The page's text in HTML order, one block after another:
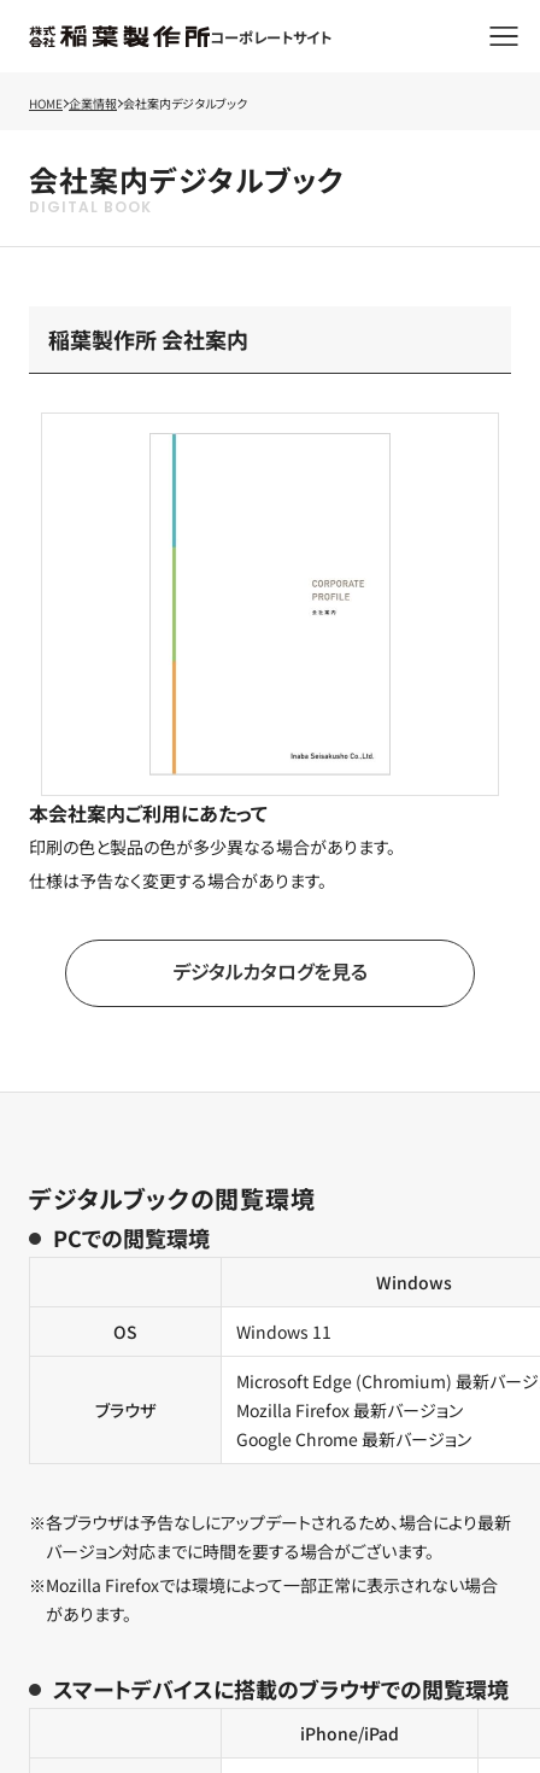
コーポレートサイト
HOME 企業情報 会社案内デジタルブック
会社案内デジタルブック
稲葉製作所 会社案内
本会社案内ご利用にあたって
印刷の色と製品の色が多少異なる場合があります。
仕様は予告なく変更する場合があります。
デジタルカタログを見る
デジタルブックの閲覧環境
PCでの閲覧環境
Windows
OS Windows 11
ブラウザ
Microsoft Edge (Chromium) 最新バージ
Mozilla Firefox 最新バージョン
Google Chrome 最新バージョン
※各ブラウザは予告なしにアップデートされるため、場合により最新
バージョン対応までに時間を要する場合がございます。
※Mozilla Firefoxでは環境によって一部正常に表示されない場合
があります。
スマートデバイスに搭載のブラウザでの閲覧環境
iPhone/iPad